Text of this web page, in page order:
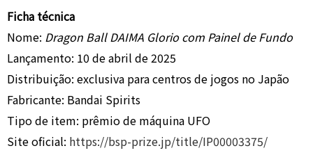
Ficha técnica
Nome: Dragon Ball DAIMA Glorio com Painel de Fundo
Lançamento: 10 de abril de 2025
Distribuição: exclusiva para centros de jogos no Japão
Fabricante: Bandai Spirits
Tipo de item: prêmio de máquina UFO
Site oficial: https://bsp-prize.jp/title/IP00003375/